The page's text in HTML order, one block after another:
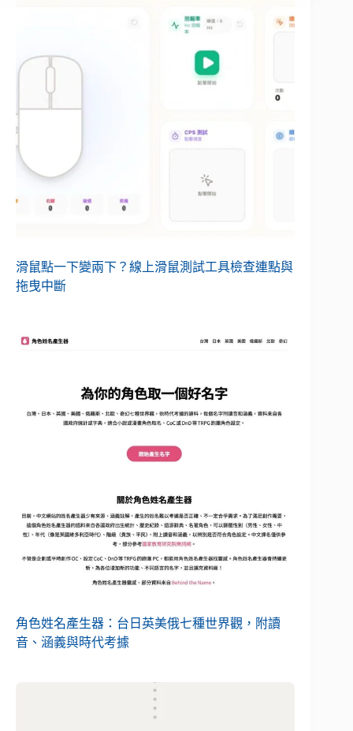
滑鼠點一下變兩下？線上滑鼠測試工具檢查連點與
拖曳中斷
角色姓名產生器：台日英美俄七種世界觀，附讀
音、涵義與時代考據